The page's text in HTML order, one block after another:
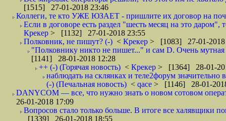
[1515] 27-01-2018 23:46
Коллеги, те кто УЖЕ ЮЗАЕТ - пришлите их договор на
Если в договоре есть раздел "шесть месяц на это даром",
Крекер > [1132] 27-01-2018 23:55
Полковник, не пишут? (-) < Крекер > [1083] 27-01-2018
"Полковнику никто не пишет..." и сам D. Очень
[1141] 28-01-2018 12:28
++ (-) (Горячая новость) < Крекер > [1364] 28-01-
наблюдать на склянках и теле2форум
(-) (Печальная новость) < qace > [1146] 28-01-
DANYCOM — все, что нужно знать о новом сотовом
26-01-2018 17:09
Вопросов стало только больше. В итоге все халявщики
[1339] 26-01-2018 18:55